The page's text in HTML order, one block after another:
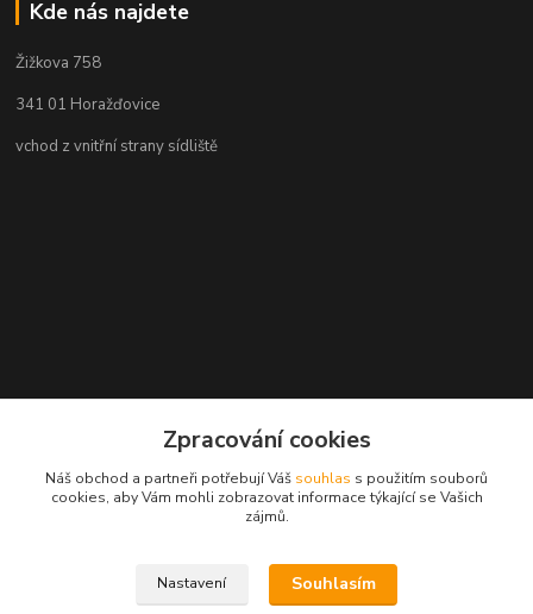
Kde nás najdete
Žižkova 758
341 01 Horažďovice
vchod z vnitřní strany sídliště
Zpracování cookies
Náš obchod a partneři potřebují Váš souhlas s použitím souborů
cookies, aby Vám mohli zobrazovat informace týkající se Vašich
zájmů.
Nastavení Souhlasím